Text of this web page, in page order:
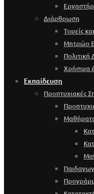
Διάρθρωση
Τομείς
Μητρώο
Πολιτική
Χρήσιμα
Εκπαίδευση
Προπτυχιακές